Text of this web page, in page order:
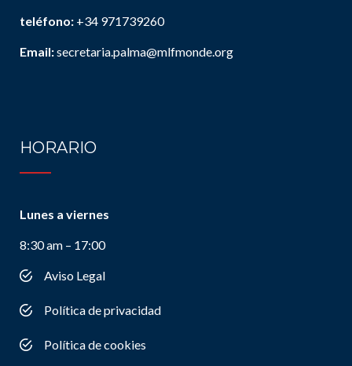
teléfono: +34 971739260
Email:secretaria.palma@mlfmonde.org
HORARIO
Lunes a viernes
8:30 am – 17:00
Aviso Legal
Política de privacidad
Política de cookies